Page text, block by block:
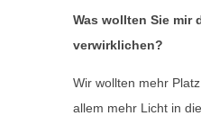
Was wollten Sie mir
verwirklichen?
Wir wollten mehr
allem mehr Licht in